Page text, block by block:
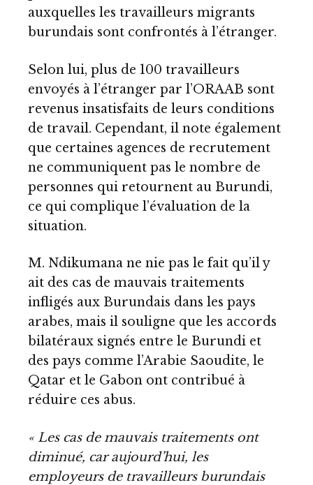
auxquelles les travailleurs migrants
burundais sont confrontés à l’étranger.
Selon lui, plus de 100 travailleurs
envoyés à l’étranger par l’ORAAB sont
revenus insatisfaits de leurs conditions
de travail. Cependant, il note également
que certaines agences de recrutement
ne communiquent pas le nombre de
personnes qui retournent au Burundi,
ce qui complique l’évaluation de la
situation.
M. Ndikumana ne nie pas le fait qu’il y
ait des cas de mauvais traitements
infligés aux Burundais dans les pays
arabes, mais il souligne que les accords
bilatéraux signés entre le Burundi et
des pays comme l’Arabie Saoudite, le
Qatar et le Gabon ont contribué à
réduire ces abus.
« Les cas de mauvais traitements ont
diminué, car aujourd’hui, les
employeurs de travailleurs burundais